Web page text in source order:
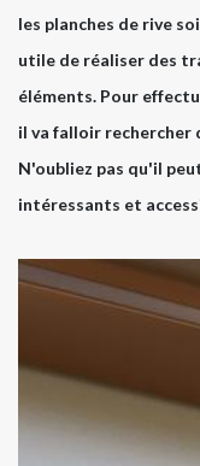
les planches de rive
utile de réaliser des
éléments. Pour
il va falloir rechercher
N'oubliez pas qu'il
intéressants et